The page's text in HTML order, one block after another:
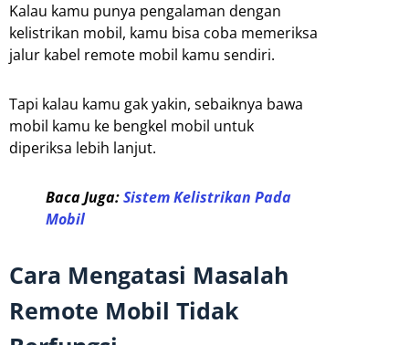
Kalau kamu punya pengalaman dengan
kelistrikan mobil, kamu bisa coba memeriksa
jalur kabel remote mobil kamu sendiri.
Tapi kalau kamu gak yakin, sebaiknya bawa
mobil kamu ke bengkel mobil untuk
diperiksa lebih lanjut.
Baca Juga:Sistem Kelistrikan Pada
Mobil
Cara Mengatasi Masalah
Remote Mobil Tidak